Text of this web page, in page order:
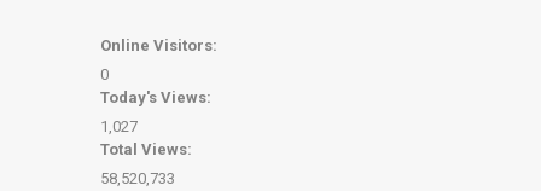
Online Visitors:
0
Today's Views:
1,027
Total Views:
58,520,733